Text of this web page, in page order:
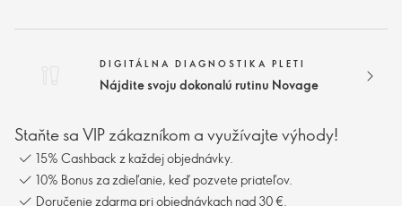
DIGITÁLNA DIAGNOSTIKA PLETI
Nájdite svoju dokonalú rutinu Novage
Staňte sa VIP zákazníkom a využívajte výhody!
15% Cashback z každej objednávky.
10% Bonus za zdieľanie, keď pozvete priateľov.
Doručenie zdarma pri objednávkach nad 30 €.